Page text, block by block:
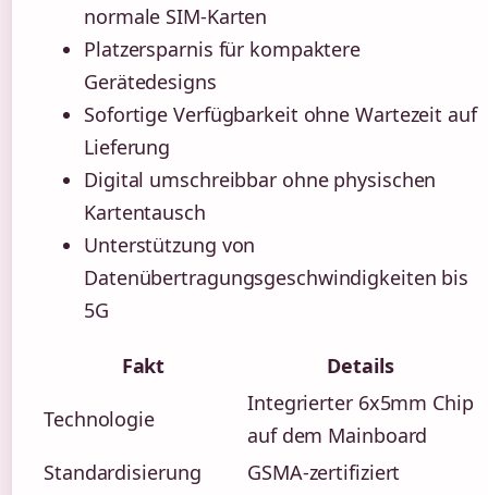
normale SIM-Karten
Platzersparnis für kompaktere
Gerätedesigns
Sofortige Verfügbarkeit ohne Wartezeit auf
Lieferung
Digital umschreibbar ohne physischen
Kartentausch
Unterstützung von
Datenübertragungsgeschwindigkeiten bis
5G
Fakt Details
Technologie
Integrierter 6x5mm Chip
auf dem Mainboard
Standardisierung
GSMA-zertifiziert